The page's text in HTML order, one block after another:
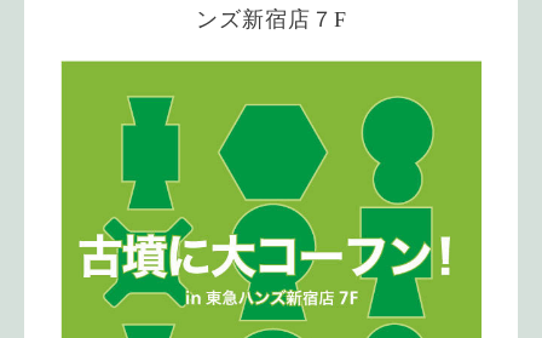
ンズ新宿店７F